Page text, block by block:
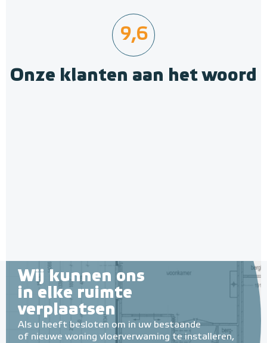
9,6
Onze klanten aan het woord
Wij kunnen ons
in elke ruimte
verplaatsen
Als u heeft besloten om in uw bestaande
of nieuwe woning vloerverwaming te installeren,